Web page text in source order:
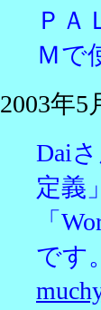
ＰＡ
Ｍで
2003年5
Dai
定義
「
です。